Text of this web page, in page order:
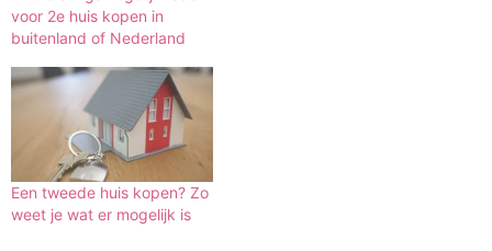
voor 2e huis kopen in
buitenland of Nederland
Een tweede huis kopen? Zo
weet je wat er mogelijk is